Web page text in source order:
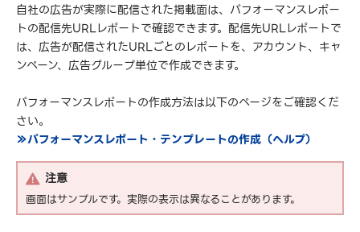
自社の広告が実際に配信された掲載面は、パフォーマンスレポー
トの配信先URLレポートで確認できます。配信先URLレポートで
は、広告が配信されたURLごとのレポートを、アカウント、キャ
ンペーン、広告グループ単位で作成できます。
パフォーマンスレポートの作成方法は以下のページをご確認くだ
さい。
≫パフォーマンスレポート・テンプレートの作成（ヘルプ）
注意
画面はサンプルです。実際の表示は異なることがあります。